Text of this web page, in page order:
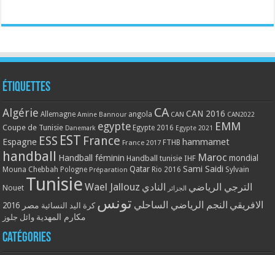
Étiquettes
Algérie Allemagne Amine Bannour angola CA CAN CAN 2016 CAN2022
Coupe de Tunisie Danemark egypte Egypte 2016 Egypte 2021 EMM
Espagne ESS EST France France 2017 FTHB hammamet
handball Handball féminin Handball tunisie IHF Maroc mondial
Mouna Chebbah Pologne Préparation Qatar Rio 2016 Sami Saidi Sylvain
Nouet Tunisie Wael Jallouz الترجي الرياضي الجزائر
النادي
الافريقي النجم الرياضي الساحلي تونس كرة اليد النسائية مصر 2016
مكارم المهدية وائل جلوز
Catégories